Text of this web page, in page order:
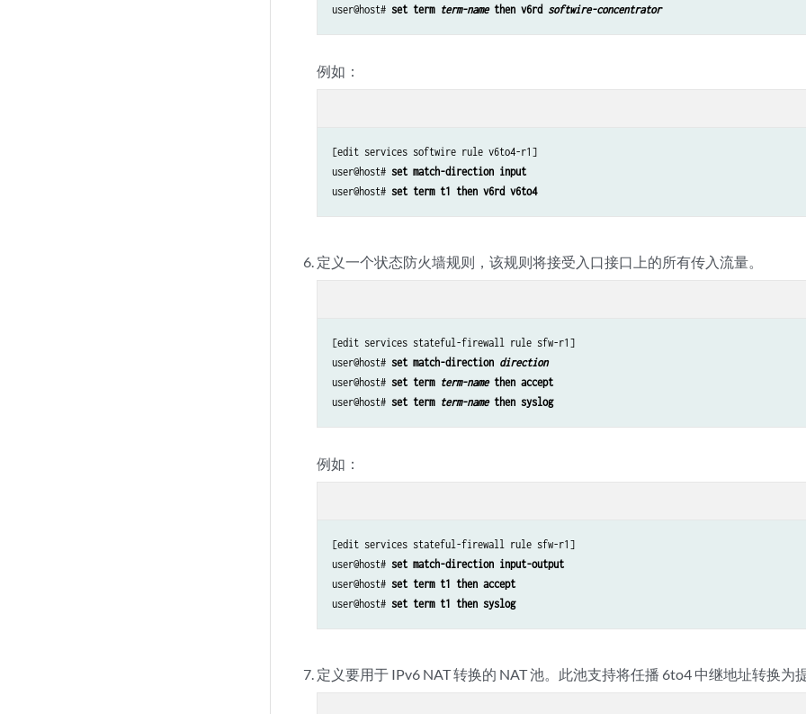
user@host# set term term-name then v6rd softwire-concentrator
例如：
[edit services softwire rule v6to4-r1]
user@host# set match-direction input
user@host# set term t1 then v6rd v6to4
定义一个状态防火墙规则，该规则将接受入口接口上的所有传入流量。
[edit services stateful-firewall rule sfw-r1]
user@host# set match-direction direction
user@host# set term term-name then accept
user@host# set term term-name then syslog
例如：
[edit services stateful-firewall rule sfw-r1]
user@host# set match-direction input-output
user@host# set term t1 then accept
user@host# set term t1 then syslog
定义要用于 IPv6 NAT 转换的 NAT 池。此池支持将任播 6to4 中继地址转换为